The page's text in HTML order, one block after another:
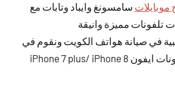
موبايلات سامسونغ وايباد وتابات مع
تلفونات مميزة وانيقة
في صيانة هواتف الكويت ونقوم في
صيانة شاشة تلفونات ايفون iPhone 7 plus/ iPhone 8